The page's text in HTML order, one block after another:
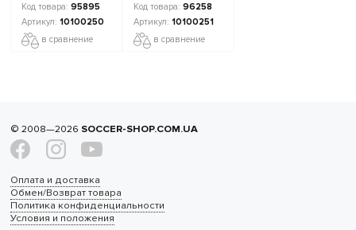
1010025095895
10100250
в сравнение
Collection 2
10100251
96258
10100251
в сравнение
© 2008—2026 SOCCER-SHOP.COM.UA
Оплата и доставка
Обмен/Возврат товара
Политика конфиденциальности
Условия и положения